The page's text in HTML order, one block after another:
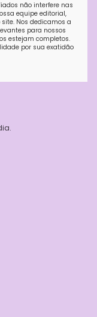
não interfere nas
equipe editorial,
Nos dedicamos a
para nossos
estejam completos.
por sua exatidão